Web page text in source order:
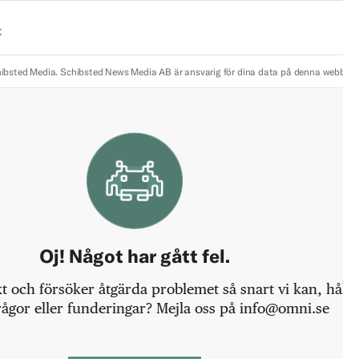
Media. Schibsted News Media AB är ansvarig för dina data på denna
Oj! Något har gått fel.
och försöker åtgärda problemet så snart vi kan,
eller funderingar? Mejla oss på info@omni.se